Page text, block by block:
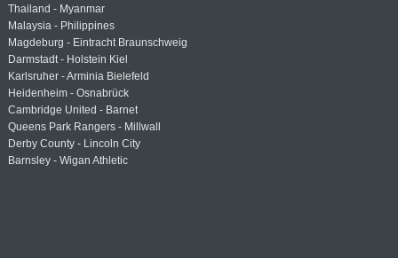
Thailand - Myanmar
Malaysia - Philippines
Magdeburg - Eintracht Braunschweig
Darmstadt - Holstein Kiel
Karlsruher - Arminia Bielefeld
Heidenheim - Osnabrück
Cambridge United - Barnet
Queens Park Rangers - Millwall
Derby County - Lincoln City
Barnsley - Wigan Athletic